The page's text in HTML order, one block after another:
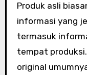
Produk asli
informasi yang
termasuk
tempat
original